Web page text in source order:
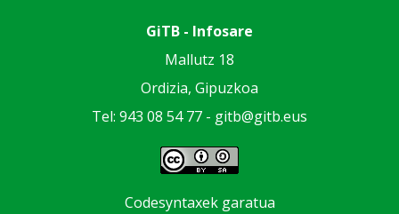
GiTB - Infosare
Mallutz 18
Ordizia, Gipuzkoa
Tel: 943 08 54 77 - gitb@gitb.eus
Codesyntaxek garatua